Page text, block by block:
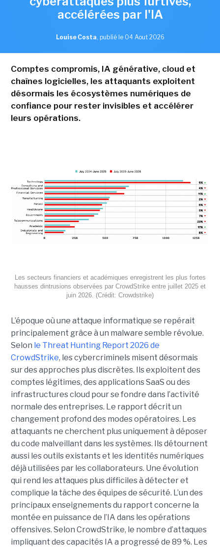
accélérées par l'IA
Louise Costa, publié le 04 Aout 2026
Comptes compromis, IA générative, cloud et
chaînes logicielles, les attaquants exploitent
désormais les écosystèmes numériques de
confiance pour rester invisibles et accélérer
leurs opérations.
Les secteurs financiers et académiques enregistrent les plus fortes
hausses dintrusions observées par CrowdStrike entre juillet 2025 et
juin 2026. (Crédit: Crowdstrike)
L’époque où une attaque informatique se repérait
principalement grâce à un malware semble révolue.
Selon le Threat Hunting Report 2026 de
CrowdStrike, les cybercriminels misent désormais
sur des approches plus discrètes. Ils exploitent des
comptes légitimes, des applications SaaS ou des
infrastructures cloud pour se fondre dans l’activité
normale des entreprises. Le rapport décrit un
changement profond des modes opératoires. Les
attaquants ne cherchent plus uniquement à déposer
du code malveillant dans les systèmes. Ils détournent
aussi les outils existants et les identités numériques
déjà utilisées par les collaborateurs. Une évolution
qui rend les attaques plus difficiles à détecter et
complique la tâche des équipes de sécurité. L’un des
principaux enseignements du rapport concerne la
montée en puissance de l’IA dans les opérations
offensives. Selon CrowdStrike, le nombre d’attaques
impliquant des capacités IA a progressé de 89 %. Les